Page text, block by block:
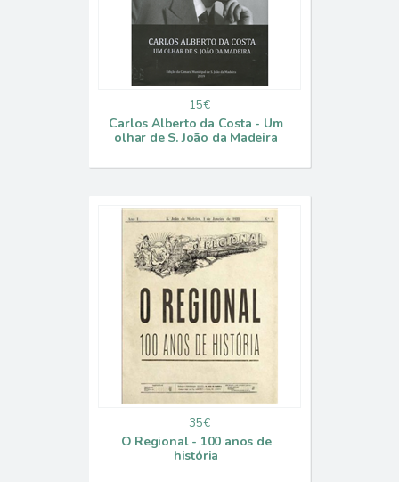
15€
Carlos Alberto da Costa - Um
olhar de S. João da Madeira
35€
O Regional - 100 anos de
história